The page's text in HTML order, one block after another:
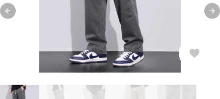
Previous slide